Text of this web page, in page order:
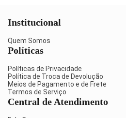
Institucional
Quem Somos
Políticas
Políticas de Privacidade
Política de Troca de Devolução
Meios de Pagamento e de Frete
Termos de Serviço
Central de Atendimento